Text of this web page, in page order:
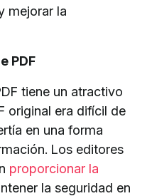
mejorar la
PDF
tiene un atractivo
original era difícil de
en una forma
Los editores
proporcionar la
la seguridad en